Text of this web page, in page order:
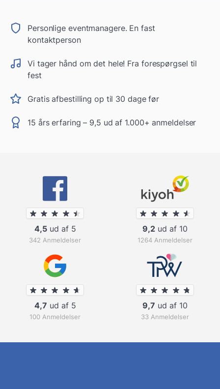
Personlige eventmanagere. En fast
kontaktperson
Vi tager hånd om det hele! Fra forespørgsel til
fest
Gratis afbestilling op til 30 dage før
15 års erfaring – 9,5 ud af 1.000+ anmeldelser
4,5ud af 5
342 Anmeldelser
9,2 ud af 10
1264 Anmeldelser
4,7 ud af 5
100 Anmeldelser
9,7 ud af 10
33 Anmeldelser